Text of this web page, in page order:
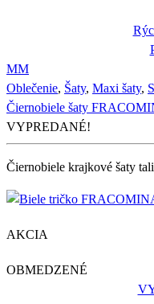
MM
Oblečenie, Šaty, Maxi šaty,
Čiernobiele šaty
VYPREDANÉ!
Čiernobiele krajkové šaty
AKCIA
OBMEDZENÉ